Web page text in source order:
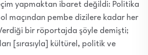
yapmaktan ibaret değildi: Politika
maçından pembe dizilere kadar her
bir röportajda şöyle demişti;
[sırasıyla] kültürel, politik ve